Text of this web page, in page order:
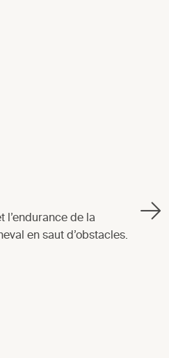
l’endurance de la
en saut d’obstacles.